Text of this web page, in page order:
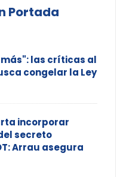
Portada
las críticas al
congelar la Ley
incorporar
secreto
Arrau asegura